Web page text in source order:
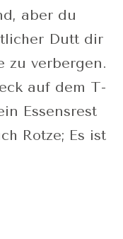
aber du
Dutt dir
zu verbergen.
auf dem T-
Essensrest
Rotze; Es ist